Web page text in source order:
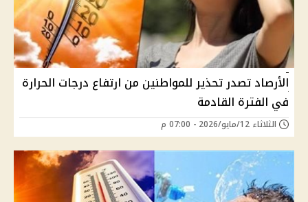
الأرصاد تصدر تحذير للمواطنين من ارتفاع درجات الحرارة
في الفترة القادمة
الثلاثاء 12/مايو/2026 - 07:00 م